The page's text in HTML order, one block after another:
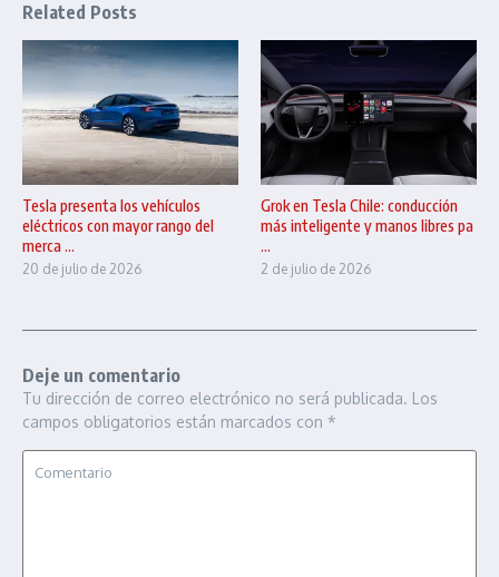
Related Posts
Tesla presenta los vehículos
eléctricos con mayor rango del
merca ...
20 de julio de 2026
Grok en Tesla Chile: conducción
más inteligente y manos libres pa
...
2 de julio de 2026
Deje un comentario
Tu dirección de correo electrónico no será publicada. Los
campos obligatorios están marcados con *